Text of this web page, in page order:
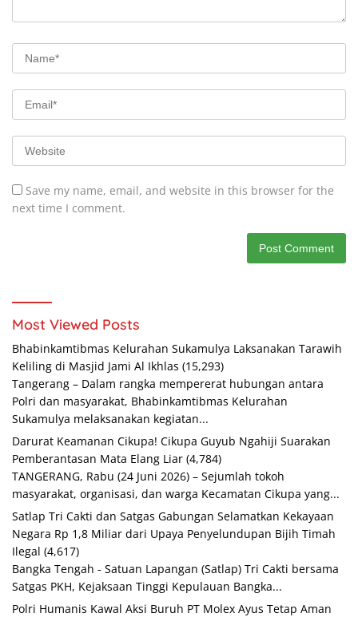
Save my name, email, and website in this browser for the
next time I comment.
Most Viewed Posts
Bhabinkamtibmas Kelurahan Sukamulya Laksanakan Tarawih
Keliling di Masjid Jami Al Ikhlas (15,293)
Tangerang – Dalam rangka mempererat hubungan antara
Polri dan masyarakat, Bhabinkamtibmas Kelurahan
Sukamulya melaksanakan kegiatan...
Darurat Keamanan Cikupa! Cikupa Guyub Ngahiji Suarakan
Pemberantasan Mata Elang Liar (4,784)
TANGERANG, Rabu (24 Juni 2026) – Sejumlah tokoh
masyarakat, organisasi, dan warga Kecamatan Cikupa yang...
Satlap Tri Cakti dan Satgas Gabungan Selamatkan Kekayaan
Negara Rp 1,8 Miliar dari Upaya Penyelundupan Bijih Timah
Ilegal (4,617)
Bangka Tengah - Satuan Lapangan (Satlap) Tri Cakti bersama
Satgas PKH, Kejaksaan Tinggi Kepulauan Bangka...
Polri Humanis Kawal Aksi Buruh PT Molex Ayus Tetap Aman